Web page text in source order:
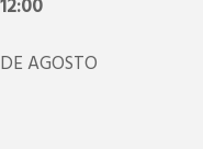
AGOSTO